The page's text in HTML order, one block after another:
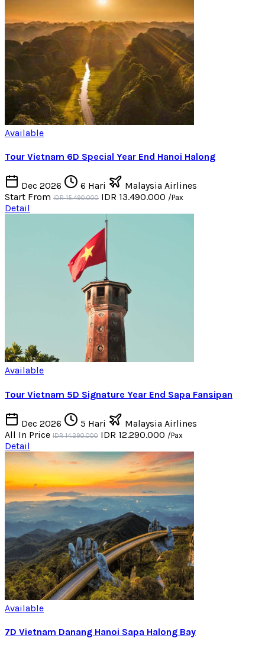
Available
Tour Vietnam 6D Special Year End Hanoi Halong
Dec 2026 6 Hari
Malaysia Airlines
Start From IDR 15.490.000 IDR 13.490.000 /Pax
Detail
Available
Tour Vietnam 5D Signature Year End Sapa Fansipan
Dec 2026 5 Hari
Malaysia Airlines
All In Price IDR 14.290.000 IDR 12.290.000 /Pax
Detail
Available
7D Vietnam Danang Hanoi Sapa Halong Bay